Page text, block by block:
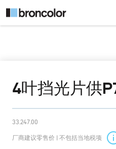
4叶挡光片供
33.247.00
厂商建议零售价 | 不包括当地税项